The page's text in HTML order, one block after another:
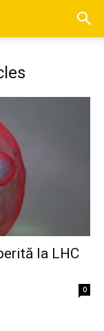
la LHC
0